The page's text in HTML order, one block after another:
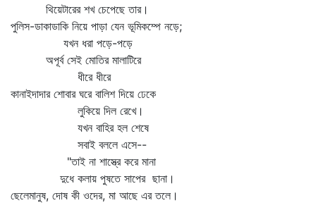
থিয়েটারের শখ চেপেছে তার।
পুলিস-ডাকাডাকি নিয়ে পাড়া যেন ভূমিকম্পে নড়ে;
যখন ধরা পড়ে-পড়ে
অপূর্ব সেই মোতির মালাটিরে
ধীরে ধীরে
কানাইদাদার শোবার ঘরে বালিশ দিয়ে ঢেকে
লুকিয়ে দিল রেখে।
যখন বাহির হল শেষে
সবাই বললে এসে--
"তাই না শাস্ত্রে করে মানা
দুধে কলায় পুষতে সাপের ছানা।
ছেলেমানুষ, দোষ কী ওদের, মা আছে এর তলে।